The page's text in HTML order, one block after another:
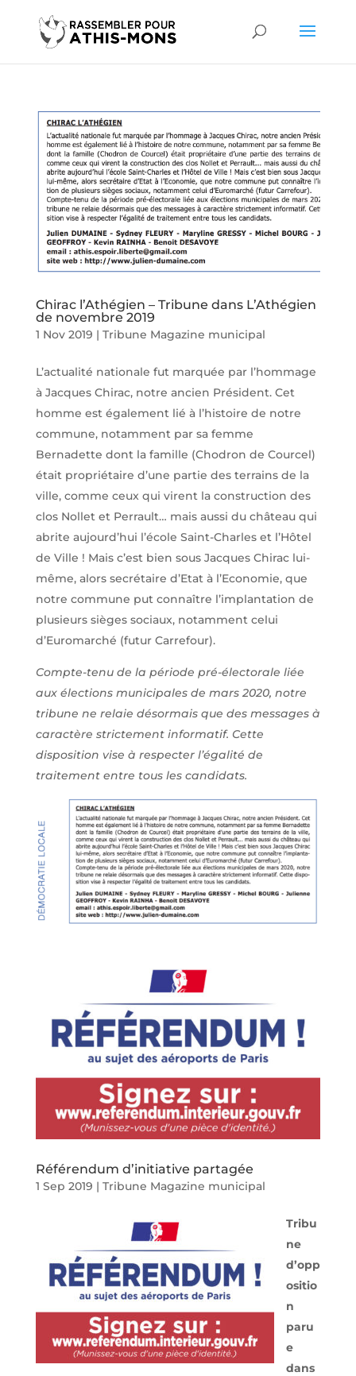
Chirac l’Athégien – Tribune dans L’Athégien
de novembre 2019
1 Nov 2019 | Tribune Magazine municipal
L’actualité nationale fut marquée par l’hommage
à Jacques Chirac, notre ancien Président. Cet
homme est également lié à l’histoire de notre
commune, notamment par sa femme
Bernadette dont la famille (Chodron de Courcel)
était propriétaire d’une partie des terrains de la
ville, comme ceux qui virent la construction des
clos Nollet et Perrault… mais aussi du château qui
abrite aujourd’hui l’école Saint-Charles et l’Hôtel
de Ville ! Mais c’est bien sous Jacques Chirac lui-
même, alors secrétaire d’Etat à l’Economie, que
notre commune put connaître l’implantation de
plusieurs sièges sociaux, notamment celui
d’Euromarché (futur Carrefour).
Compte-tenu de la période pré-électorale liée
aux élections municipales de mars 2020, notre
tribune ne relaie désormais que des messages à
caractère strictement informatif. Cette
disposition vise à respecter l’égalité de
traitement entre tous les candidats.
Référendum d’initiative partagée
1 Sep 2019 | Tribune Magazine municipal
Tribu
ne
d’opp
ositio
n
paru
e
dans